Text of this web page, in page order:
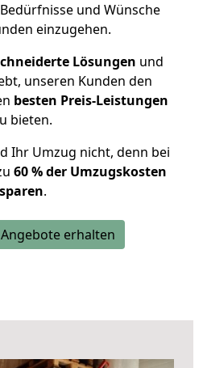
und Wünsche
einzugehen.
Lösungen und
unseren Kunden den
besten Preis-Leistungen
bieten.
Ihr Umzug nicht, denn bei
60 % der Umzugskosten
sparen.
erhalten